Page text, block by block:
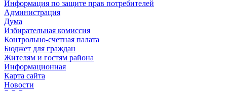
Информация по защите прав потребителей
Администрация
Дума
Избирательная комиссия
Контрольно-счетная палата
Бюджет для граждан
Жителям и гостям района
Информационная
Карта сайта
Новости